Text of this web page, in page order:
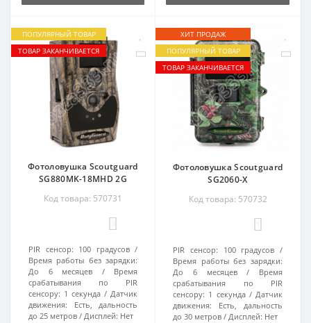
ПОПУЛЯРНЫЙ ТОВАР
ТОВАР ЗАКАНЧИВАЕТСЯ
Фотоловушка Scoutguard
SG880MK-18MHD 2G
Код товара: 570731
PIR сенсор: 100 градусов
Время работы без зарядки:
До 6 месяцев
Время
срабатывания по PIR
сенсору: 1 секунда
Датчик
движения:
Есть, дальность
до 25 метров
Дисплей: Нет
ХИТ ПРОДАЖ
ПОПУЛЯРНЫЙ ТОВАР
ТОВАР ЗАКАНЧИВАЕТСЯ
Фотоловушка Scoutguard
SG2060-X
Код товара: 570732
PIR сенсор:
100 градусов
Время работы без зарядки:
До 6 месяцев
Время
срабатывания по PIR
сенсору: 1 секунда
Датчик
движения:
Есть, дальность
до 30 метров
Дисплей: Нет